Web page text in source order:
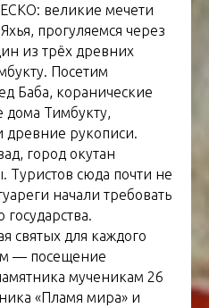
великие мечети
прогуляемся через
из трёх древних
Посетим
Баба, коранические
Тимбукту,
рукописи.
город окутан
Туристов сюда почти не
начали требовать
святых для каждого
— посещение
мученикам 26
«Пламя мира» и